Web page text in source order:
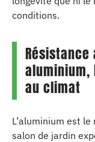
conditions.
au climat
L’aluminium est
salon de jardin